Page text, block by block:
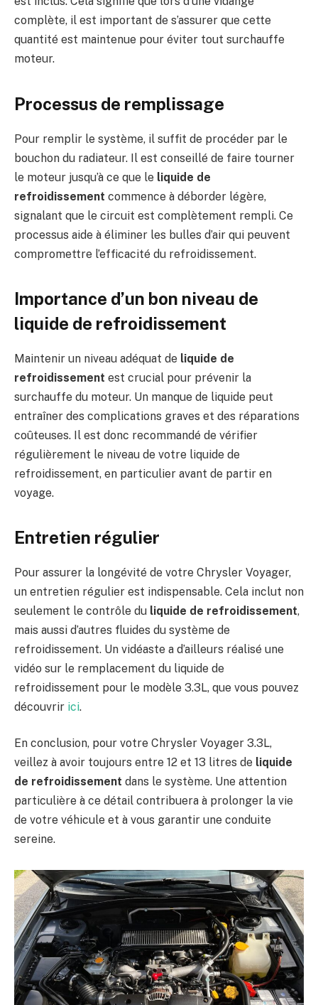
complète, il est important de s’assurer que cette
quantité est maintenue pour éviter tout surchauffe
moteur.
Processus de remplissage
Pour remplir le système, il suffit de procéder par le
bouchon du radiateur. Il est conseillé de faire tourner
le moteur jusqu’à ce que le liquide de
refroidissement commence à déborder légère,
signalant que le circuit est complètement rempli. Ce
processus aide à éliminer les bulles d’air qui peuvent
compromettre l’efficacité du refroidissement.
Importance d’un bon niveau de
liquide de refroidissement
Maintenir un niveau adéquat de liquide de
refroidissement est crucial pour prévenir la
surchauffe du moteur. Un manque de liquide peut
entraîner des complications graves et des réparations
coûteuses. Il est donc recommandé de vérifier
régulièrement le niveau de votre liquide de
refroidissement, en particulier avant de partir en
voyage.
Entretien régulier
Pour assurer la longévité de votre Chrysler Voyager,
un entretien régulier est indispensable. Cela inclut non
seulement le contrôle du liquide de refroidissement,
mais aussi d’autres fluides du système de
refroidissement. Un vidéaste a d’ailleurs réalisé une
vidéo sur le remplacement du liquide de
refroidissement pour le modèle 3.3L, que vous pouvez
découvrir ici.
En conclusion, pour votre Chrysler Voyager 3.3L,
veillez à avoir toujours entre 12 et 13 litres de liquide
de refroidissement dans le système. Une attention
particulière à ce détail contribuera à prolonger la vie
de votre véhicule et à vous garantir une conduite
sereine.